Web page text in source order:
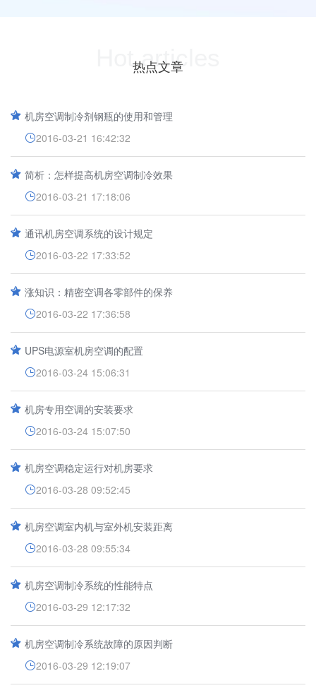
Hot articles
热点文章
机房空调制冷剂钢瓶的使用和管理
2016-03-21 16:42:32
简析：怎样提高机房空调制冷效果
2016-03-21 17:18:06
通讯机房空调系统的设计规定
2016-03-22 17:33:52
涨知识：精密空调各零部件的保养
2016-03-22 17:36:58
UPS电源室机房空调的配置
2016-03-24 15:06:31
机房专用空调的安装要求
2016-03-24 15:07:50
机房空调稳定运行对机房要求
2016-03-28 09:52:45
机房空调室内机与室外机安装距离
2016-03-28 09:55:34
机房空调制冷系统的性能特点
2016-03-29 12:17:32
机房空调制冷系统故障的原因判断
2016-03-29 12:19:07